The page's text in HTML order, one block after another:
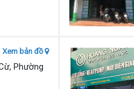
Xem bản đồ
Phường